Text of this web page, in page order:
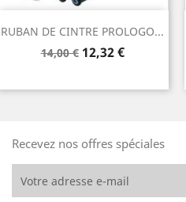
RUBAN DE CINTRE PROLOGO...
Prix
14,00 € Prix
12,32 €
Recevez nos offres spéciales